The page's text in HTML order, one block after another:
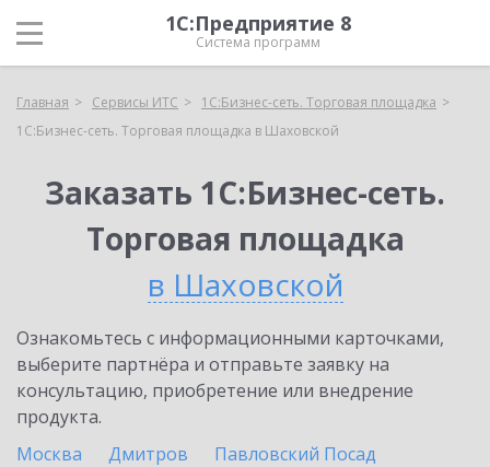
1С:Предприятие 8
Система программ
Главная Сервисы ИТС
1С:Бизнес-сеть. Торговая площадка
1С:Бизнес-сеть. Торговая площадка в Шаховской
Заказать 1С:Бизнес-сеть.
Торговая площадка
в Шаховской
Ознакомьтесь с информационными карточками,
выберите партнёра и отправьте заявку на
консультацию, приобретение или внедрение
продукта.
Москва
Дмитров
Павловский Посад